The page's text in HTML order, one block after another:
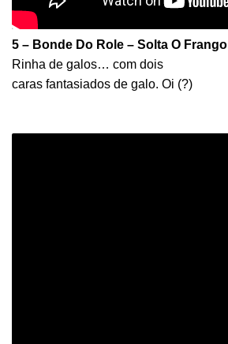
5 – Bonde Do Role – Solta O Frango
Rinha de galos… com dois
caras fantasiados de galo. Oi (?)